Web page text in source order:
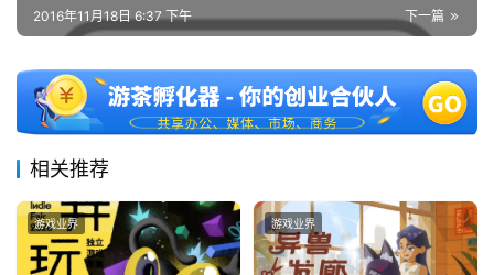
海
站
中
文
(
中
国
下一篇
2016年11月18日 6:37 下午
相关推荐
游戏业界 游戏业界